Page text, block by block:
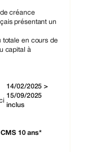
créance
présentant un
totale en cours de
capital à
14/02/2025 >
15/09/2025
inclus
10 ans*